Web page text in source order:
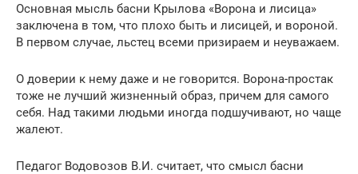
Основная мысль басни Крылова «Ворона и лисица»
заключена в том, что плохо быть и лисицей, и вороной.
В первом случае, льстец всеми призираем и неуважаем.
О доверии к нему даже и не говорится. Ворона-простак
тоже не лучший жизненный образ, причем для самого
себя. Над такими людьми иногда подшучивают, но чаще
жалеют.
Педагог Водовозов В.И. считает, что смысл басни